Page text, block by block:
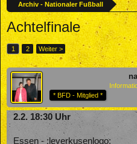
Archiv - Nationaler Fußball
Achtelfinale
1 2 Weiter >
* BFD - Mitglied *
2.2. 18:30 Uhr
Essen - :leverkusenlogo: